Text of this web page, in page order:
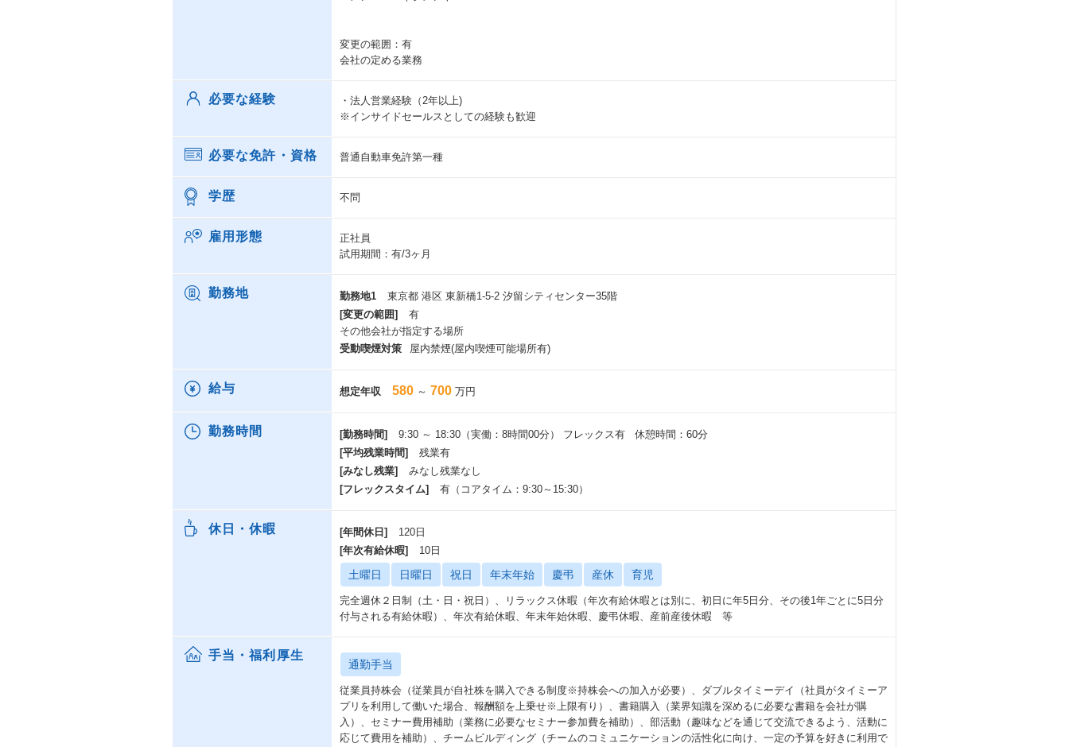
変更の範囲：有
会社の定める業務
必要な経験
・法人営業経験（2年以上)
※インサイドセールスとしての経験も歓迎
必要な免許・資格 普通自動車免許第一種
学歴 不問
雇用形態
正社員
試用期間：有/3ヶ月
勤務地 勤務地1
東京都 港区 東新橋1-5-2 汐留シティセンター35階
[変更の範囲]
有
その他会社が指定する場所
受動喫煙対策
屋内禁煙(屋内喫煙可能場所有)
給与 想定年収 580 ～ 700 万円
勤務時間 [勤務時間]
9:30 ～ 18:30（実働：8時間00分） フレックス有 休憩時間：60分
[平均残業時間]
残業有
[みなし残業]
みなし残業なし
[フレックスタイム]
有（コアタイム：9:30～15:30）
休日・休暇 [年間休日]
120日
[年次有給休暇]
10日
土曜日 日曜日 祝日 年末年始 慶弔 産休 育児
完全週休２日制（土・日・祝日）、リラックス休暇（年次有給休暇とは別に、初日に年5日分、その後1年ごとに5日分
付与される有給休暇）、年次有給休暇、年末年始休暇、慶弔休暇、産前産後休暇 等
手当・福利厚生
通勤手当
従業員持株会（従業員が自社株を購入できる制度※持株会への加入が必要）、ダブルタイミーデイ（社員がタイミーア
プリを利用して働いた場合、報酬額を上乗せ※上限有り）、書籍購入（業界知識を深めるに必要な書籍を会社が購
入）、セミナー費用補助（業務に必要なセミナー参加費を補助）、部活動（趣味などを通じて交流できるよう、活動に
応じて費用を補助）、チームビルディング（チームのコミュニケーションの活性化に向け、一定の予算を好きに利用で